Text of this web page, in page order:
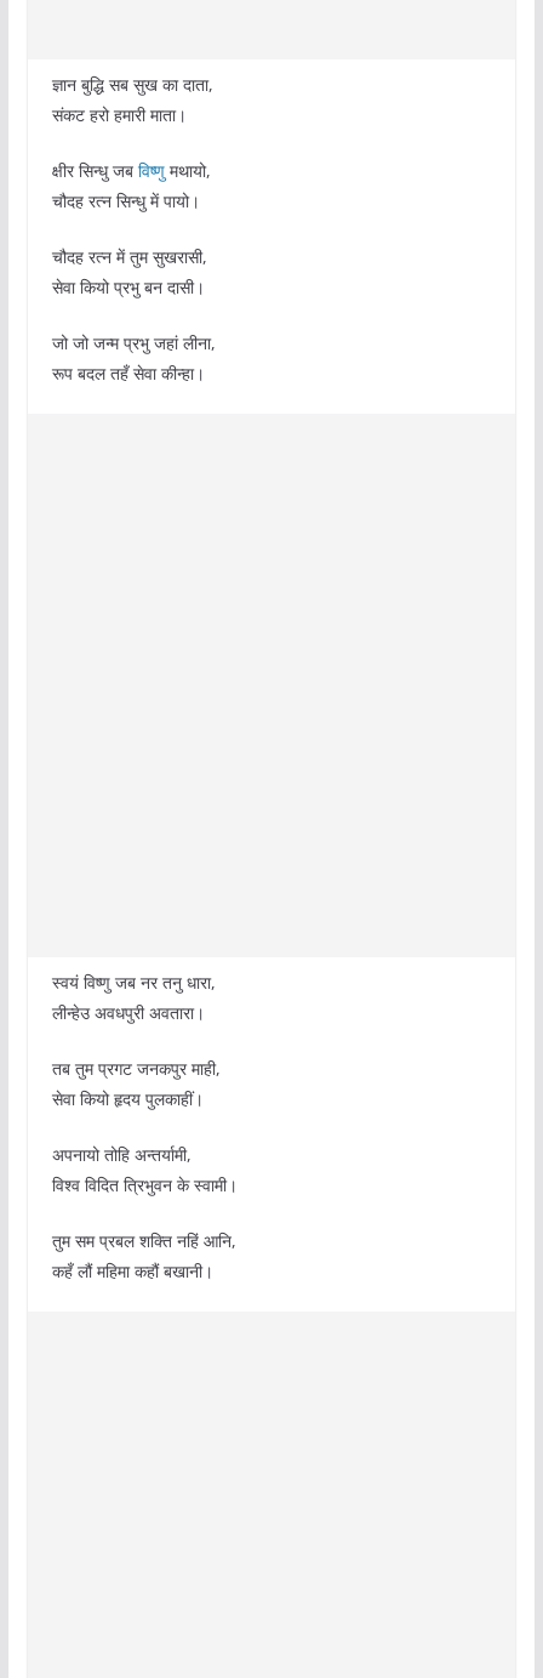
ज्ञान बुद्धि सब सुख का दाता,
संकट हरो हमारी माता।
क्षीर सिन्धु जब विष्णुमथायो,
चौदह रत्न सिन्धु में पायो।
चौदह रत्न में तुम सुखरासी,
सेवा कियो प्रभु बन दासी।
जो जो जन्म प्रभु जहां लीना,
रूप बदल तहँ सेवा कीन्हा।
स्वयं विष्णु जब नर तनु धारा,
लीन्हेउ अवधपुरी अवतारा।
तब तुम प्रगट जनकपुर माही,
सेवा कियो हृदय पुलकाहीं।
अपनायो तोहि अन्तर्यामी,
विश्व विदित त्रिभुवन के स्वामी।
तुम सम प्रबल शक्ति नहिं आनि,
कहँ लौं महिमा कहौं बखानी।